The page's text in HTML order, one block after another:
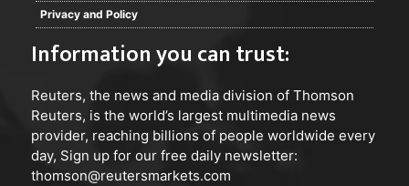
Privacy and Policy
Information you can trust:
Reuters, the news and media division of Thomson
Reuters, is the world’s largest multimedia news
provider, reaching billions of people worldwide every
day, Sign up for our free daily newsletter:
thomson@reutersmarkets.com